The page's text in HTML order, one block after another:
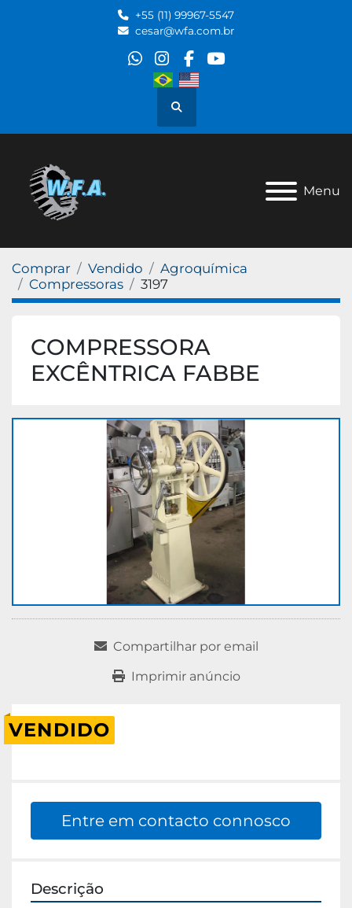
+55 (11) 99967-5547
cesar@wfa.com.br
whatsapp
instagram
facebook
youtube
Pesquisar
Menu
Comprar Vendido
Agroquímica
Compressoras
3197
COMPRESSORA
EXCÊNTRICA FABBE
Compartilhar por email
Imprimir anúncio
VENDIDO
Entre em contacto connosco
Descrição